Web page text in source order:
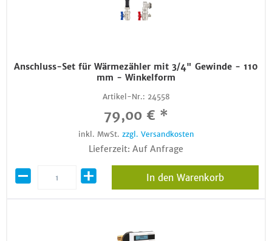
Anschluss-Set für Wärmezähler mit 3/4" Gewinde - 110
mm - Winkelform
Artikel-Nr.: 24558
79,00 € *
inkl. MwSt. zzgl. Versandkosten
Lieferzeit: Auf Anfrage
In den Warenkorb